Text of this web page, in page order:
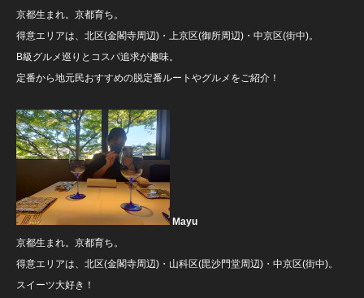
京都生まれ。京都育ち。
得意エリアは、北区(金閣寺周辺)・上京区(御所周辺)・中京区(街中)。
B級グルメ巡りとコスパ追求が趣味。
定番から地元民おすすめの脱定番ルートやグルメをご紹介！
Mayu
京都生まれ。京都育ち。
得意エリアは、北区(金閣寺周辺)・山科区(毘沙門堂周辺)・中京区(街中)。
スイーツ大好き！